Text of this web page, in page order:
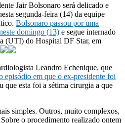
Jair Bolsonaro será delicado e
segunda-feira (14) da equipe
Bolsonaro passou por uma
domingo (13) e segue internado
(UTI) do Hospital DF Star, em
Leandro Echenique, que
episódio em que o ex-presidente foi
que esta foi a sétima cirurgia a que
simples. Outros, muito complexos,
o procedimento realizado ontem